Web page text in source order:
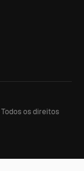
Todos os direitos